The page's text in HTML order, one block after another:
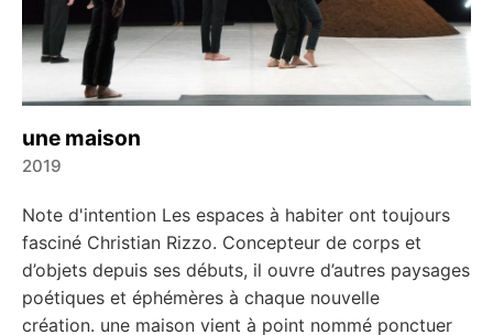
une maison
2019
Note d'intention Les espaces à habiter ont toujours
fasciné Christian Rizzo. Concepteur de corps et
d’objets depuis ses débuts, il ouvre d’autres paysages
poétiques et éphémères à chaque nouvelle
création. une maison vient à point nommé ponctuer